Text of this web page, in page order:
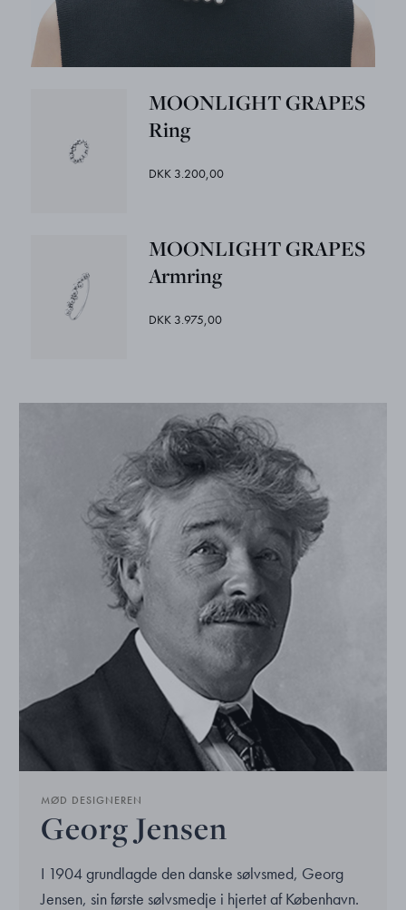
MOONLIGHT GRAPES
Ring
DKK 3.200,00
MOONLIGHT GRAPES
Armring
DKK 3.975,00
MØD DESIGNEREN
Georg Jensen
I 1904 grundlagde den danske sølvsmed, Georg
Jensen, sin første sølvsmedje i hjertet af København.